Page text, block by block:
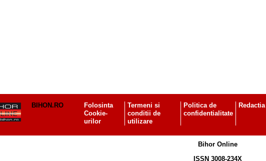
BIHON.RO
Folosinta
Cookie-
urilor
Termeni si
conditii de
utilizare
Politica de
confidentialitate
Redactia
Bihor Online
ISSN 3008-234X